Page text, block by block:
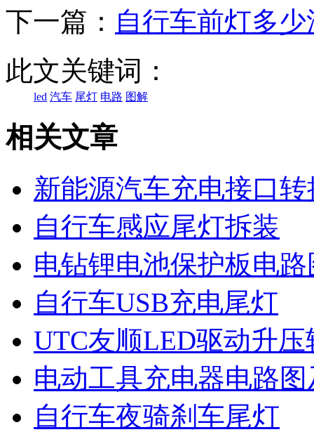
下一篇： 自行车前灯多
此文关键词：
led 汽车 尾灯 电路 图解
相关文章
新能源汽车充电接口转
自行车感应尾灯拆装
电钻锂电池保护板电路
自行车USB充电尾灯
UTC友顺LED驱动升压
电动工具充电器电路
自行车夜骑刹车尾灯